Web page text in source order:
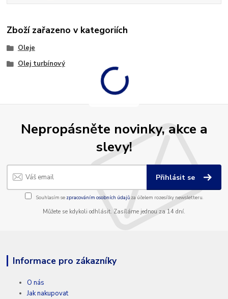
Zboží zařazeno v kategoriích
Oleje
Olej turbínový
Nepropásněte novinky, akce a
slevy!
Přihlásit se
Souhlasím se zpracováním osobních údajůza účelem rozesílky newsletteru.
Můžete se kdykoli odhlásit. Zasíláme jednou za 14 dní.
Informace pro zákazníky
O nás
Jak nakupovat